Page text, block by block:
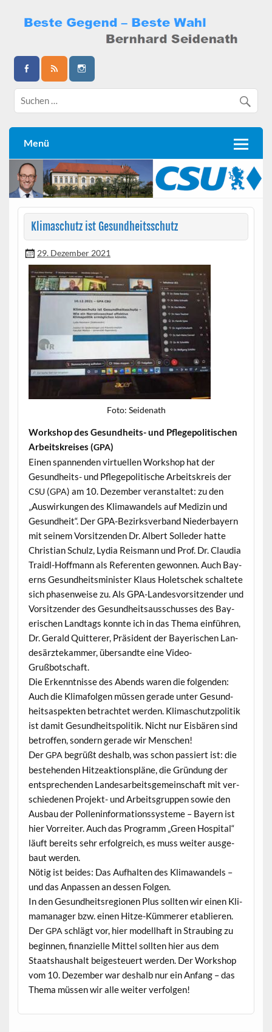
content
Bernhard Seidenath
Menü
Klimaschutz ist Gesundheitsschutz
29. Dezember 2021
Foto: Sei­de­nath
Work­shop des Gesund­heits- und Pflege­poli­tis­chen
Arbeit­skreis­es (GPA)
Einen span­nen­den virtuellen Work­shop hat der
Gesund­heits- und Pflege­poli­tis­che Arbeit­skreis der
CSU(GPA) am 10. Dezem­ber ver­anstal­tet: zu den
„Auswirkun­gen des Kli­mawan­dels auf Medi­zin und
Gesund­heit“. Der GPA-Bezirksver­band Nieder­bay­ern
mit seinem Vor­sitzen­den Dr. Albert Solled­er hat­te
Chris­t­ian Schulz, Lydia Reis­mann und Prof. Dr. Clau­dia
Traidl-Hoff­mann als Ref­er­enten gewon­nen. Auch Bay­
erns Gesund­heitsmin­is­ter Klaus Holetschek schal­tete
sich phasen­weise zu. Als GPA-Lan­desvor­sitzen­der und
Vor­sitzen­der des Gesund­heit­sauss­chuss­es des Bay­
erischen Land­tags kon­nte ich in das The­ma ein­führen,
Dr. Ger­ald Quit­ter­er, Präsi­dent der Bay­erischen Lan­
desärztekam­mer, über­sandte eine Video-
Grußbotschaft.
Die Erken­nt­nisse des Abends waren die folgenden:
Auch die Kli­mafol­gen müssen ger­ade unter Gesund­
heit­saspek­ten betra­chtet wer­den. Kli­maschutzpoli­tik
ist damit Gesund­heit­spoli­tik. Nicht nur Eis­bären sind
betrof­fen, son­dern ger­ade wir Menschen!
DerGPA begrüßt deshalb, was schon passiert ist: die
beste­hen­den Hitzeak­tion­spläne, die Grün­dung der
entsprechen­den Lan­desar­beits­ge­mein­schaft mit ver­
schiede­nen Pro­jekt- und Arbeits­grup­pen sowie den
Aus­bau der Pol­len­in­for­ma­tion­ssys­teme – Bay­ern ist
hier Vor­re­it­er. Auch das Pro­gramm „Green Hos­pi­tal“
läuft bere­its sehr erfol­gre­ich, es muss weit­er aus­ge­
baut werden.
Nötig ist bei­des: Das Aufhal­ten des Kli­mawan­dels –
und das Anpassen an dessen Folgen.
In den Gesund­heit­sre­gio­nen Plus soll­ten wir einen Kli­
ma­man­ag­er bzw. einen Hitze-Küm­mer­er etablieren.
DerGPA schlägt vor, hier mod­ell­haft in Straub­ing zu
begin­nen, finanzielle Mit­tel soll­ten hier aus dem
Staat­shaushalt beiges­teuert wer­den. Der Work­shop
vom 10. Dezem­ber war deshalb nur ein Anfang – das
The­ma müssen wir alle weit­er verfolgen!